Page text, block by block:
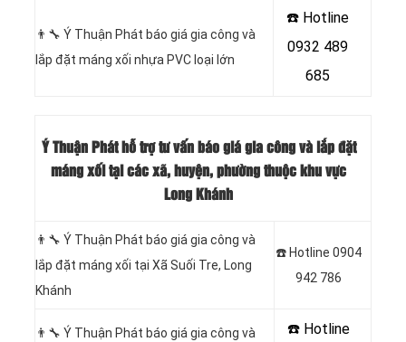
👨‍🔧 Ý Thuận Phát báo giá gia công và
lắp đặt máng xối nhựa PVC loại lớn
☎️ Hotline
0932 489
685
Ý Thuận Phát hỗ trợ tư vấn báo giá gia công và lắp đặt
máng xối tại các xã, huyện, phường thuộc khu vực
Long Khánh
👨‍🔧 Ý Thuận Phát báo giá gia công và
lắp đặt máng xối tại Xã Suối Tre, Long
Khánh
☎️ Hotline 0904
942 786
👨‍🔧 Ý Thuận Phát báo giá gia công và
☎️ Hotline